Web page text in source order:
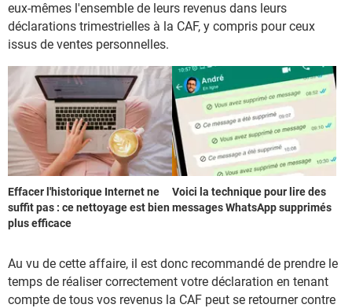
eux-mêmes l'ensemble de leurs revenus dans leurs
déclarations trimestrielles à la CAF, y compris pour ceux
issus de ventes personnelles.
Effacer l'historique Internet ne
suffit pas : ce nettoyage est bien
plus efficace
Voici la technique pour lire des
messages WhatsApp supprimés
Au vu de cette affaire, il est donc recommandé de prendre le
temps de réaliser correctement votre déclaration en tenant
compte de tous vos revenus la CAF peut se retourner contre